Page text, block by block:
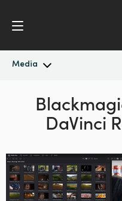
Media
Neueste Nachrichten
Nachrichtenarchiv
Pressebilder
Argentina
Australia
Brazil
DaVinci